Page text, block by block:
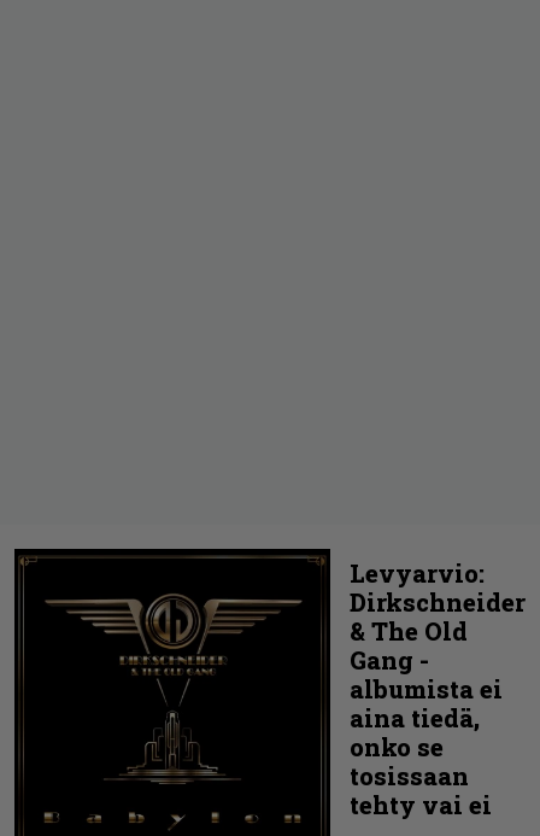
Levyarvio:
Dirkschneider
& The Old
Gang -
albumista ei
aina tiedä,
onko se
tosissaan
tehty vai ei